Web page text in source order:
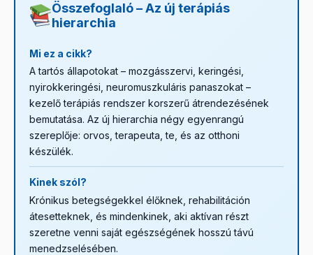
használat, az ellenjavallatok betartása és a terapeutád
protokollja mellett megalapozottak. Bizonytalanság
esetén mindig konzultálj a kezelőorvosoddal.
Összefoglaló – Az új terápiás
hierarchia
Mi ez a cikk?
A tartós állapotokat – mozgásszervi, keringési,
nyirokkeringési, neuromuszkuláris panaszokat –
kezelő terápiás rendszer korszerű átrendezésének
bemutatása. Az új hierarchia négy egyenrangú
szereplője: orvos, terapeuta, te, és az otthoni
készülék.
Kinek szól?
Krónikus betegségekkel élőknek, rehabilitáción
átesetteknek, és mindenkinek, aki aktívan részt
szeretne venni saját egészségének hosszú távú
menedzselésében.